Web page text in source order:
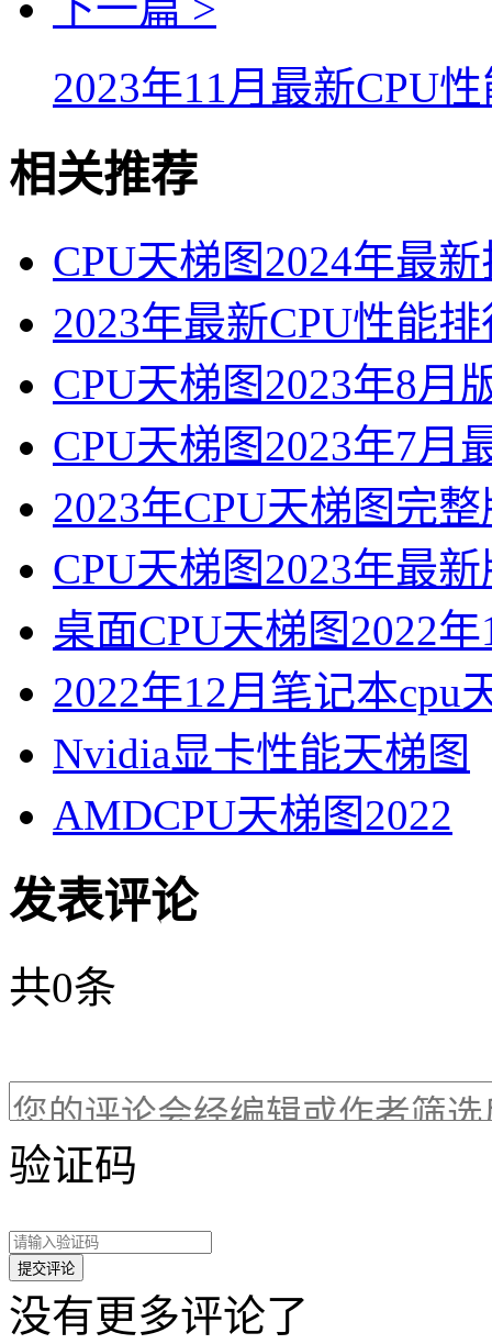
2023年11月最新CPU
相关推荐
CPU天梯图2024年最
2023年最新CPU性能
CPU天梯图2023年8月
CPU天梯图2023年7月
2023年CPU天梯图完
CPU天梯图2023年最新
桌面CPU天梯图2022
2022年12月笔记本cpu
Nvidia显卡性能天梯图
AMDCPU天梯图2022
发表评论
共0条
验证码
没有更多评论了